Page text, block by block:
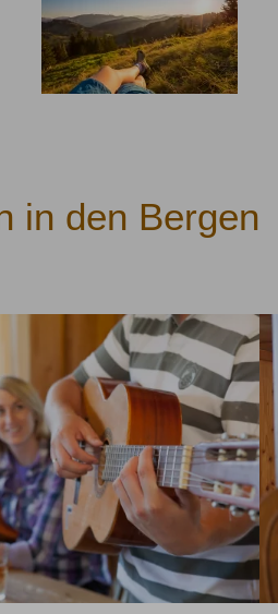
in den Bergen